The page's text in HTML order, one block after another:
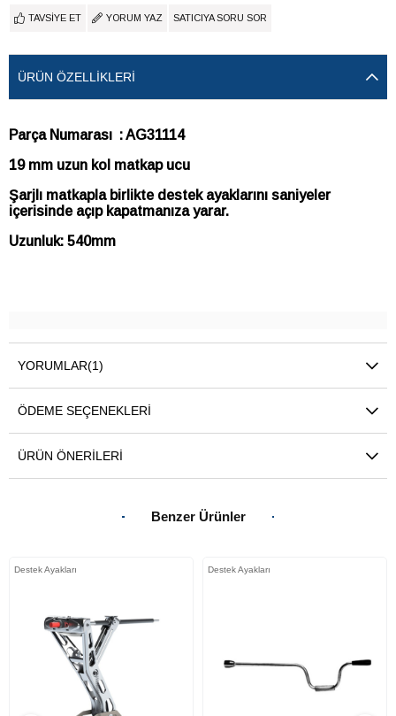
TAVSIYE ET YORUM YAZ SATICIYA SORU SOR
ÜRÜN ÖZELLIKLERI
Parça Numarası : AG31114
19 mm uzun kol matkap ucu
Şarjlı matkapla birlikte destek ayaklarını saniyeler
içerisinde açıp kapatmanıza yarar.
Uzunluk: 540mm
YORUMLAR(1)
ÖDEME SEÇENEKLERI
ÜRÜN ÖNERILERI
Benzer Ürünler
Destek Ayakları Destek Ayakları